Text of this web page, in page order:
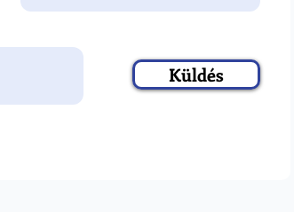
Küldés